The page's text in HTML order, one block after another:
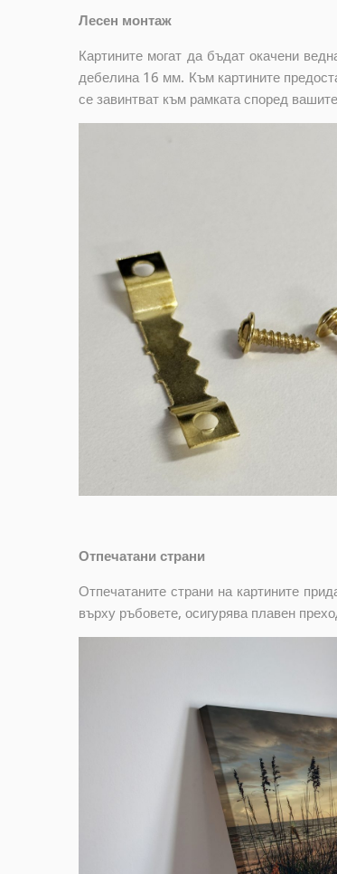
Лесен монтаж
Картините могат да бъдат окачени
дебелина 16 мм. Към картините
се завинтват към рамката според
Отпечатани страни
Отпечатаните страни на картините
върху ръбовете, осигурява плавен